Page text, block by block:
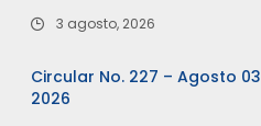
3 agosto, 2026
Circular No. 227 – Agosto
2026